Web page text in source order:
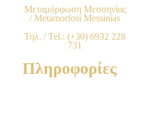
Μεταμόρφωση Μεσσηνίας
/ Metamorfosi Messinias
Τηλ. / Tel.: (+30) 6932 228
731
Πληροφορίες